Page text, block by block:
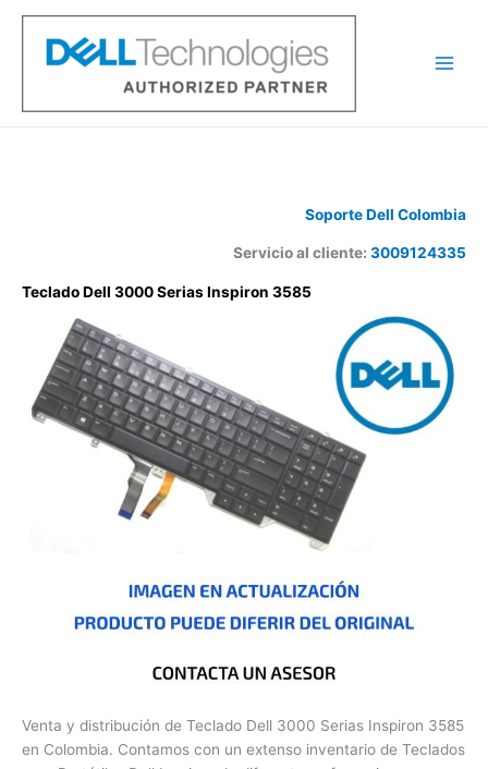
contenido
Soporte Dell Colombia
Servicio al cliente:3009124335
Teclado Dell 3000 Serias Inspiron 3585
3585 en Colombia. Contamos con un extenso inventario de
Teclados para Portátiles Dell Inspiron de diferentes